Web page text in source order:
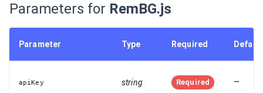
Parameters for RemBG.js
Parameter Type Required
apiKey string Required –